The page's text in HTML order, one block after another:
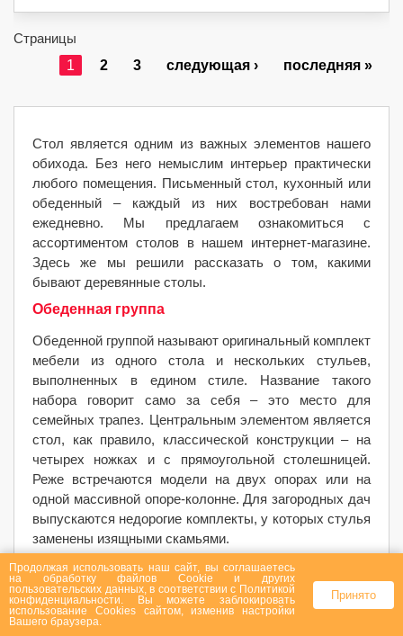
Страницы
1
2 3 следующая › последняя »
Стол является одним из важных элементов нашего
обихода. Без него немыслим интерьер практически
любого помещения. Письменный стол, кухонный или
обеденный – каждый из них востребован нами
ежедневно. Мы предлагаем ознакомиться с
ассортиментом столов в нашем интернет-магазине.
Здесь же мы решили рассказать о том, какими
бывают деревянные столы.
Обеденная группа
Обеденной группой называют оригинальный комплект
мебели из одного стола и нескольких стульев,
выполненных в едином стиле. Название такого
набора говорит само за себя – это место для
семейных трапез. Центральным элементом является
стол, как правило, классической конструкции – на
четырех ножках и с прямоугольной столешницей.
Реже встречаются модели на двух опорах или на
одной массивной опоре-колонне. Для загородных дач
выпускаются недорогие комплекты, у которых стулья
заменены изящными скамьями.
Столы-трансформеры
Трансформируемые столы из массива позволяют
решить массу проблем по организации быта. В
Продолжая использовать наш сайт, вы соглашаетесь
на обработку файлов Сookie и других
пользовательских данных, в соответствии с Политикой
конфиденциальности . Вы можете заблокировать
использование Cookies сайтом, изменив настройки
Вашего браузера.
Принято